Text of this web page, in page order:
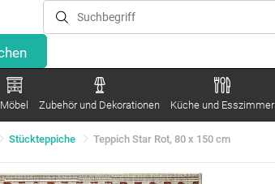
Möbel Zubehör und Dekorationen Küche und Esszimmer
Stückteppiche Teppich Star Rot, 80 x 150 cm